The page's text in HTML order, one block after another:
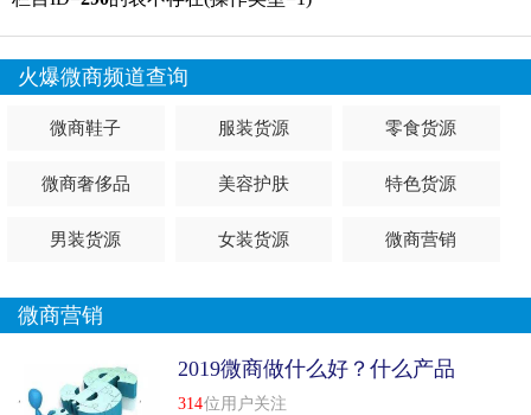
火爆微商频道查询
微商鞋子 服装货源 零食货源
微商奢侈品 美容护肤 特色货源
男装货源 女装货源 微商营销
微商营销
2019微商做什么好？什么产品
最好卖？
314位用户关注